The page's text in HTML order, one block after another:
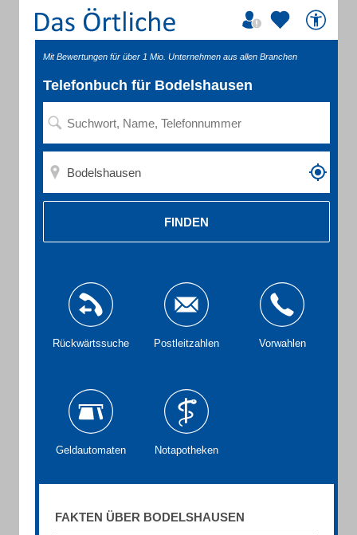
Mit Bewertungen für über 1 Mio. Unternehmen aus allen Branchen
Telefonbuch für Bodelshausen
FINDEN
Rückwärtssuche Postleitzahlen Vorwahlen
Geldautomaten Notapotheken
FAKTEN ÜBER BODELSHAUSEN